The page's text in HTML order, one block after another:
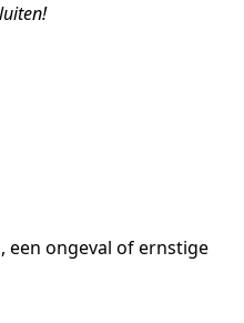
een ongeval of ernstige